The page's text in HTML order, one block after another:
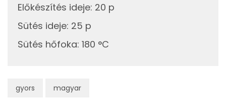
gyors magyar
Összesen
Telített zsírsav
Előkészítés ideje: 20 p
Sütés ideje: 25 p
Sütés hőfoka: 180 °C